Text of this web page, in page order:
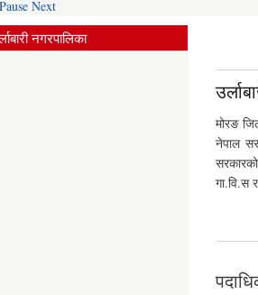
Pause Next
नगरपालिका
मोरङ
नेपाल
गा.वि.स